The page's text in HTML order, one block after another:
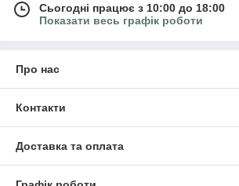
Сьогодні працює з 10:00 до 18:00
Показати весь графік роботи
Про нас
Контакти
Доставка та оплата